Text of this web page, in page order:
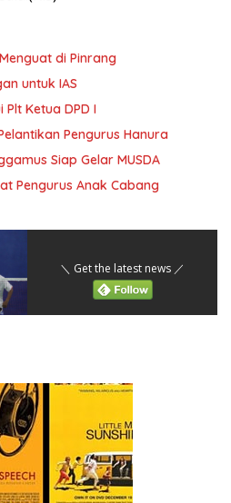
di Pinrang
untuk IAS
Ketua DPD I
Pengurus Hanura
Siap Gelar MUSDA
Pengurus Anak Cabang
＼ Get the latest news ／